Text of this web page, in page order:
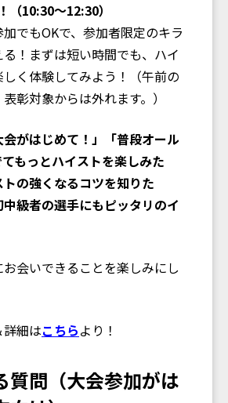
（10:30〜12:30）
でもOKで、参加者限定のキラ
！まずは短い時間でも、ハイ
く体験してみよう！（午前の
彰対象からは外れます。）
会がはじめて！」「普段オール
もっとハイストを楽しみた
の強くなるコツを知りた
級者の選手にもピッタリのイ
会いできることを楽しみにし
細はこちらより！
問（大会参加がは